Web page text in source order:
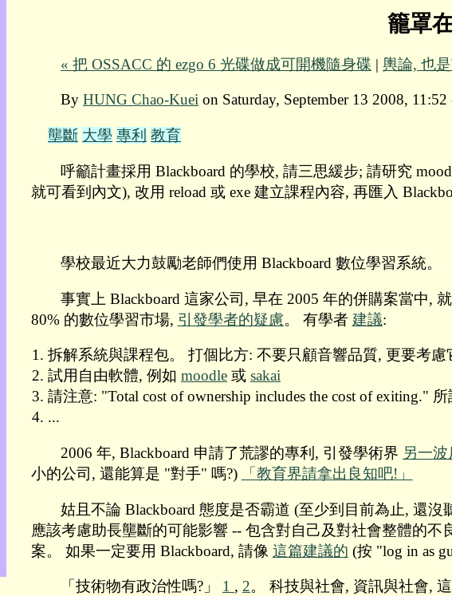
English
籠罩
« 把 OSSACC 的 ezgo 6 光碟做成可開機隨身碟 | 輿論, 也
By HUNG Chao-Kueion Saturday, September 13 2008, 11:52
壟斷 大學 專利 教育
呼籲計畫採用 Blackboard 的學校, 請三思緩步; 請研究
就可看到內文), 改用 reload 或 exe 建立課程內容, 再匯入
學校最近大力鼓勵老師們使用 Blackboard 數位學習系統。
事實上 Blackboard 這家公司, 早在 2005 年的併購案當中,
80% 的數位學習市場, 引發學者的疑慮。 有學者 建議:
拆解系統與課程包。 打個比方: 不要只顧音響品質, 更要考慮
試用自由軟體, 例如 moodle 或 sakai
請注意: "Total cost of ownership includes the cost of exiting."
...
2006 年, Blackboard 申請了荒謬的專利, 引發學術界 另一波
小的公司, 還能算是 "對手" 嗎?)
「教育界請拿出良知吧!」
姑且不論 Blackboard 態度是否霸道 (至少到目前為止, 還
應該考慮助長壟斷的可能影響 -- 包含對自己及對社會整體的不
案。 如果一定要用 Blackboard, 請像 這篇建議的 (按 "log in as
「技術物有政治性嗎?」 1 , 2。 科技與社會, 資訊與社會,